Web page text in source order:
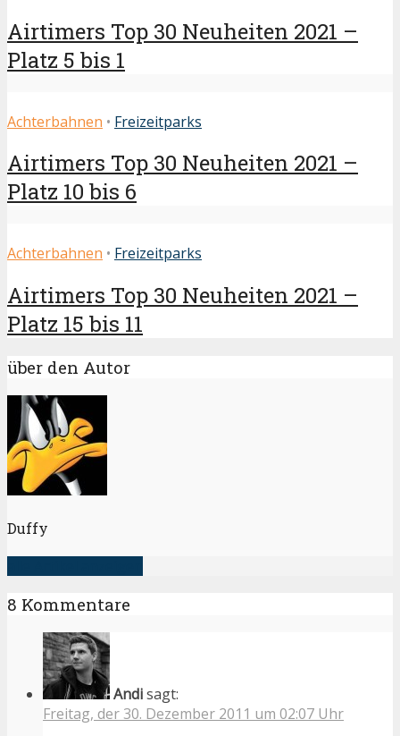
Airtimers Top 30 Neuheiten 2021 –
Platz 5 bis 1
Achterbahnen • Freizeitparks
Airtimers Top 30 Neuheiten 2021 –
Platz 10 bis 6
Achterbahnen • Freizeitparks
Airtimers Top 30 Neuheiten 2021 –
Platz 15 bis 11
über den Autor
Duffy
8 Kommentare
Andisagt:
Freitag, der 30. Dezember 2011 um 02:07 Uhr